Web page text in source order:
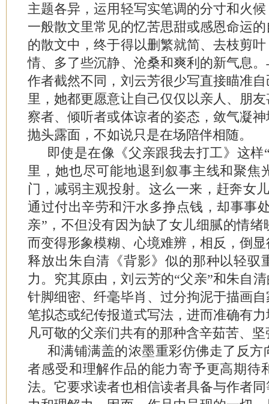
主题各异，运用轻写实笔调的分寸和火
一般散文里常见的忆苦思甜或感恩命运
的散文中，终于得以删繁就简、去枝剪
情、多了些沉静、沧桑和爽利的新气息
作者截然不同，刘云芳很少写直接瞄准
里，她都更愿意让自己仅仅以亲人、朋
察者、倾听者或体谅者的姿态，敛气凝
抛头露面，不如说只是在场陪伴相随。
即使是在像《父亲跟我去打工》这样
里，她也尽可能地退到叙事主线和聚焦
门，减弱主观投射。这么一来，赶奔女
通过付出辛劳和汗水多挣点钱，却事事
亲”，不但没有因为缺了女儿细腻的情
而变得形象模糊、心境难辨，相反，倒
释放出朱自清《背影》似的那种以轻驭
力。究其原由，刘云芳的“父亲”和朱自
针脚细密、纤毫毕肖、过分拘泥于描画
笔拟态或纪传报道式写法，进而准确有
凡可敬的父亲们共有的那种含辛茹苦、
和满铺满盖的浓墨重彩仿佛走了反
者感受和理解作品的能力寄予更高期待
法。它要求读者也相信读者具备与作者